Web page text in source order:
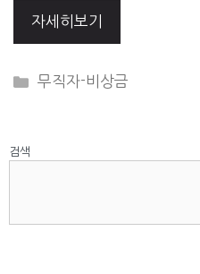
자세히보기
CATEGORIES
무직자-비상금
검색